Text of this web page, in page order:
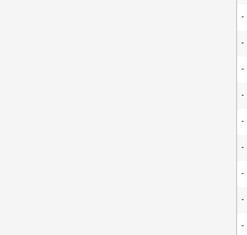
·
·
·
·
·
·
·
·
·